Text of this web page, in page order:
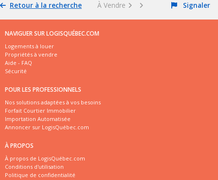
Retour à la recherche À Vendre Signaler
NAVIGUER SUR LOGISQUÉBEC.COM
Logements à louer
Propriétés à vendre
Aide - FAQ
Sécurité
POUR LES PROFESSIONNELS
Nos solutions adaptées à vos besoins
Forfait Courtier Immobilier
Importation Automatisée
Annoncer sur LogisQuébec.com
À PROPOS
À propos de LogisQuébec.com
Conditions d'utilisation
Politique de confidentialité